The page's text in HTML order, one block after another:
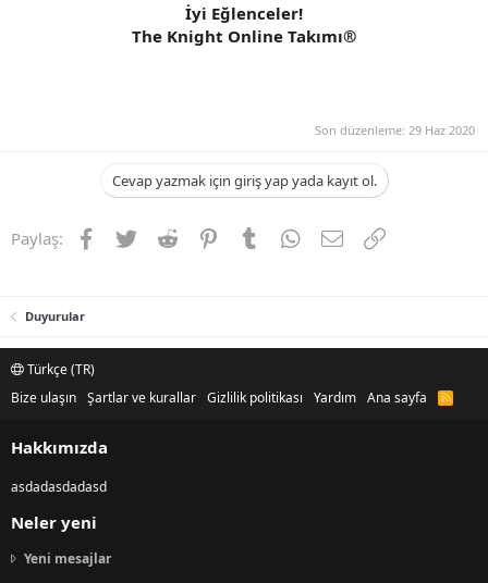
İyi Eğlenceler!
The Knight Online Takımı®
Son düzenleme: 29 Haz 2020
Cevap yazmak için giriş yap yada kayıt ol.
Paylaş: Facebook
TwitterReddit PinterestTumblrWhatsApp
E-postaLink
Duyurular
Türkçe (TR)
Bize ulaşın Şartlar ve kurallar Gizlilik politikası Yardım Ana sayfa
R
Hakkımızda
asdadasdadasd
Neler yeni
Yeni mesajlar